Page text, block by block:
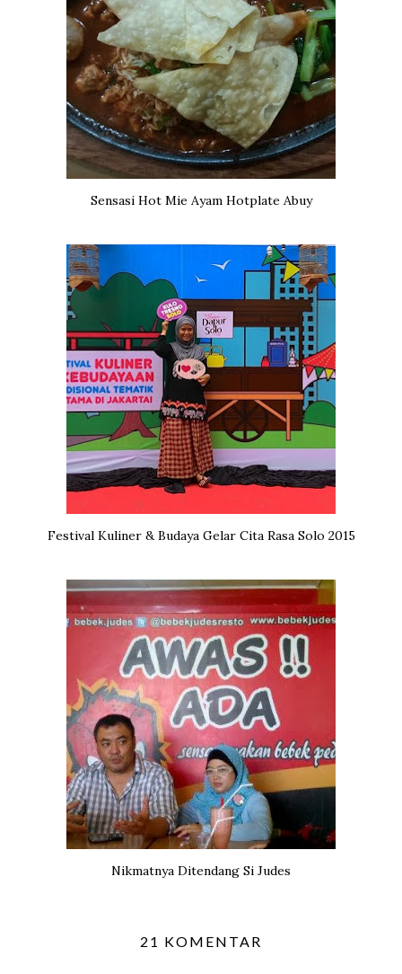
Sensasi Hot Mie Ayam Hotplate Abuy
Festival Kuliner & Budaya Gelar Cita Rasa Solo 2015
Nikmatnya Ditendang Si Judes
21 KOMENTAR